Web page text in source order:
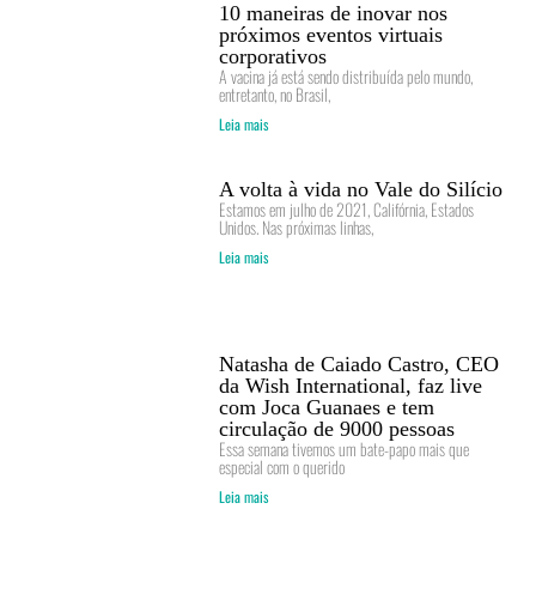
10 maneiras de inovar nos
próximos eventos virtuais
corporativos
A vacina já está sendo distribuída pelo mundo,
entretanto, no Brasil,
Leia mais
A volta à vida no Vale do Silício
Estamos em julho de 2021, Califórnia, Estados
Unidos. Nas próximas linhas,
Leia mais
Natasha de Caiado Castro, CEO
da Wish International, faz live
com Joca Guanaes e tem
circulação de 9000 pessoas
Essa semana tivemos um bate-papo mais que
especial com o querido
Leia mais